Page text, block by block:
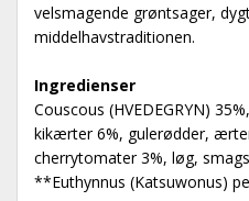
velsmagende grøntsager,
middelhavstraditionen.
Ingredienser
Couscous (HVEDEGRYN)
kikærter 6%, gulerødder,
cherrytomater 3%, løg,
**Euthynnus (Katsuwonus)